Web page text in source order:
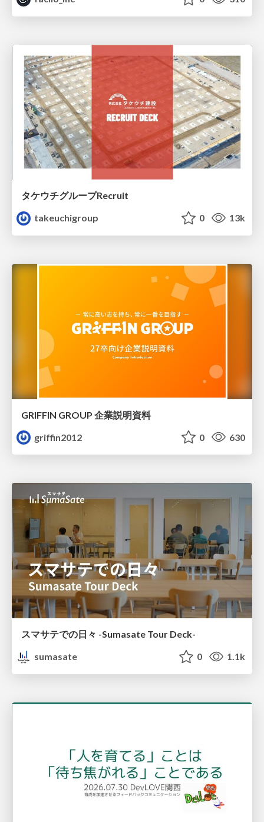
タケウチグループRecruit
takeuchigroup
0 13k
GRIFFIN GROUP 企業説明資料
griffin2012
0 630
スマサテでの日々 -Sumasate Tour Deck-
sumasate
0 1.1k